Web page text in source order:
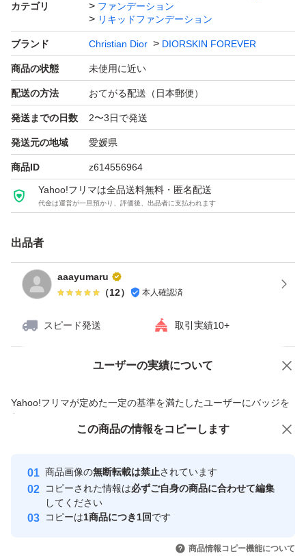
カテゴリ
ファンデーション
リキッドファンデーション
ブランド Christian Dior DIORSKIN FOREVER
商品の状態 未使用に近い
配送の方法 おてがる配送（日本郵便）
発送までの日数 2〜3日で発送
発送元の地域 愛媛県
商品ID z614556964
Yahoo!フリマは全品送料無料・匿名配送
代金は運営が一旦預かり、評価後、出品者に支払われます
出品者
aaayumaru
（12） 本人確認済
スピード発送 取引実績10+
ユーザーの実績について
Yahoo!フリマが定めた一定の基準を満たしたユーザーにバッジを
付与しています
安心取引出品者
心・安全なユーザーです
取引実績
引を完了させた実績があります
価格の相談 商品への質問
この商品の情報をコピーします
商品画像の無断転載は禁止されています
コピーされた情報は必ずご自身の商品に合わせて編集
してください
コピーは1商品につき1回です
商品情報コピー機能について
この商品をみている人にオススメ